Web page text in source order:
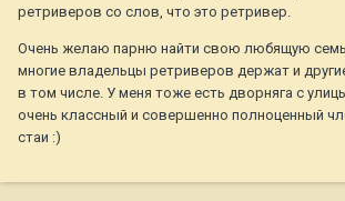
ретриверов со слов, что это ретривер.
Очень желаю парню найти свою любящую
многие владельцы ретриверов держат и
в том числе. У меня тоже есть дворняга с
очень классный и совершенно полноценный
стаи :)